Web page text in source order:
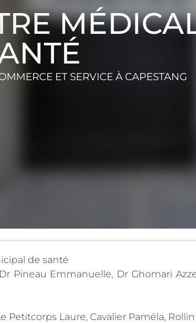
ET SERVICE À CAPESTANG
de santé
Pineau Emmanuelle, Dr Ghomari
Petitcorps Laure, Cavalier Paméla,